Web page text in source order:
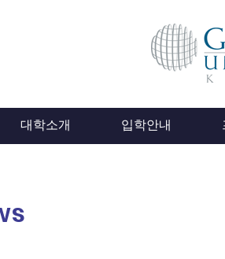
대학소개 입학안내